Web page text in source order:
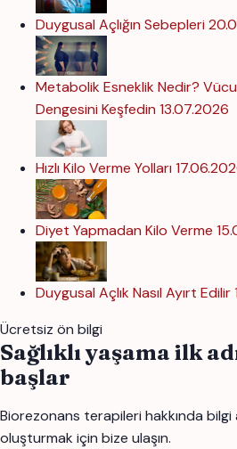
Duygusal Açlığın Sebepleri
Metabolik Esneklik Nedir?
Dengesini Keşfedin 13.07.2026
Hızlı Kilo Verme Yolları
Diyet Yapmadan Kilo Verme
Duygusal Açlık Nasıl Ayırt Edilir
Ücretsiz ön bilgi
Sağlıklı yaşama ilk
başlar
Biorezonans terapileri hakkında
oluşturmak için bize ulaşın.